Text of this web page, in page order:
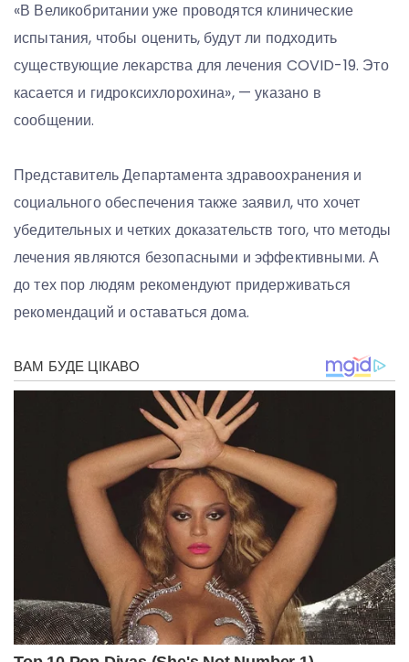
«В Великобритании уже проводятся клинические
испытания, чтобы оценить, будут ли подходить
существующие лекарства для лечения COVID-19. Это
касается и гидроксихлорохина», — указано в
сообщении.
Представитель Департамента здравоохранения и
социального обеспечения также заявил, что хочет
убедительных и четких доказательств того, что методы
лечения являются безопасными и эффективными. А
до тех пор людям рекомендуют придерживаться
рекомендаций и оставаться дома.